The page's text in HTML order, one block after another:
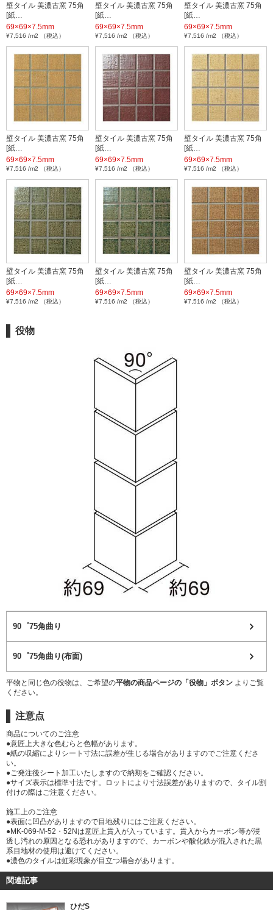
壁タイル 美濃古窯 75角
[紙…
69×69×7.5mm
¥7,516 /m2 （税込）
壁タイル 美濃古窯 75角
[紙…
69×69×7.5mm
¥7,516 /m2 （税込）
壁タイル 美濃古窯 75角
[紙…
69×69×7.5mm
¥7,516 /m2 （税込）
壁タイル 美濃古窯 75角
[紙…
69×69×7.5mm
¥7,516 /m2 （税込）
壁タイル 美濃古窯 75角
[紙…
69×69×7.5mm
¥7,516 /m2 （税込）
壁タイル 美濃古窯 75角
[紙…
69×69×7.5mm
¥7,516 /m2 （税込）
壁タイル 美濃古窯 75角
[紙…
69×69×7.5mm
¥7,516 /m2 （税込）
壁タイル 美濃古窯 75角
[紙…
69×69×7.5mm
¥7,516 /m2 （税込）
壁タイル 美濃古窯 75角
[紙…
69×69×7.5mm
¥7,516 /m2 （税込）
役物
90゜75角曲り
90゜75角曲り(布面)
平物と同じ色の役物は、ご希望の平物の商品ページの「役物」ボタン よりご覧
ください。
注意点
商品についてのご注意
●意匠上大きな色むらと色幅があります。
●紙の収縮によりシート寸法に誤差が生じる場合がありますのでご注意くださ
い。
●ご発注後シート加工いたしますので納期をご確認ください。
●サイズ表示は標準寸法です。ロットにより寸法誤差がありますので、タイル割
付けの際はご注意ください。
施工上のご注意
●表面に凹凸がありますので目地残りにはご注意ください。
●MK-069-M-52・52Nは意匠上貫入が入っています。貫入からカーボン等が浸
透し汚れの原因となる恐れがありますので、カーボンや酸化鉄が混入された黒
系目地材の使用は避けてください。
●濃色のタイルは虹彩現象が目立つ場合があります。
関連記事
ひだS